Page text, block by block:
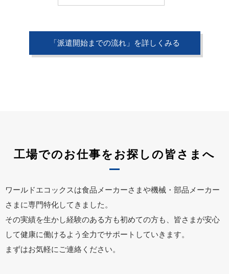
「派遣開始までの流れ」を詳しくみる
工場でのお仕事をお探しの皆さまへ
ワールドエコックスは食品メーカーさまや機械・部品メーカー
さまに専門特化してきました。
その実績を生かし経験のある方も初めての方も、皆さまが安心
して健康に働けるよう全力でサポートしていきます。
まずはお気軽にご連絡ください。